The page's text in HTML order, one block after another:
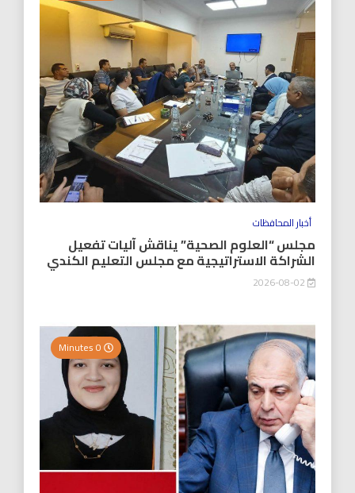
أخبار المحافظات
مجلس “العلوم الصحية” يناقش آليات تفعيل
الشراكة الاستراتيجية مع مجلس التعليم الكندي